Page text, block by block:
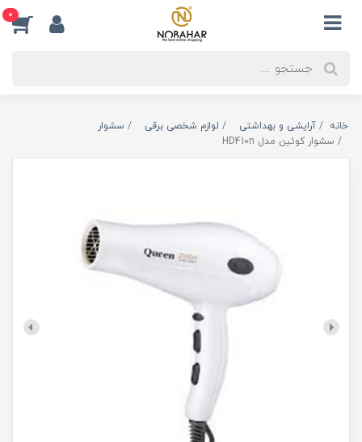
0
خانه آرایشی و بهداشتی لوازم شخصی برقی
سشوار
سشوار کوئین مدل HD410n